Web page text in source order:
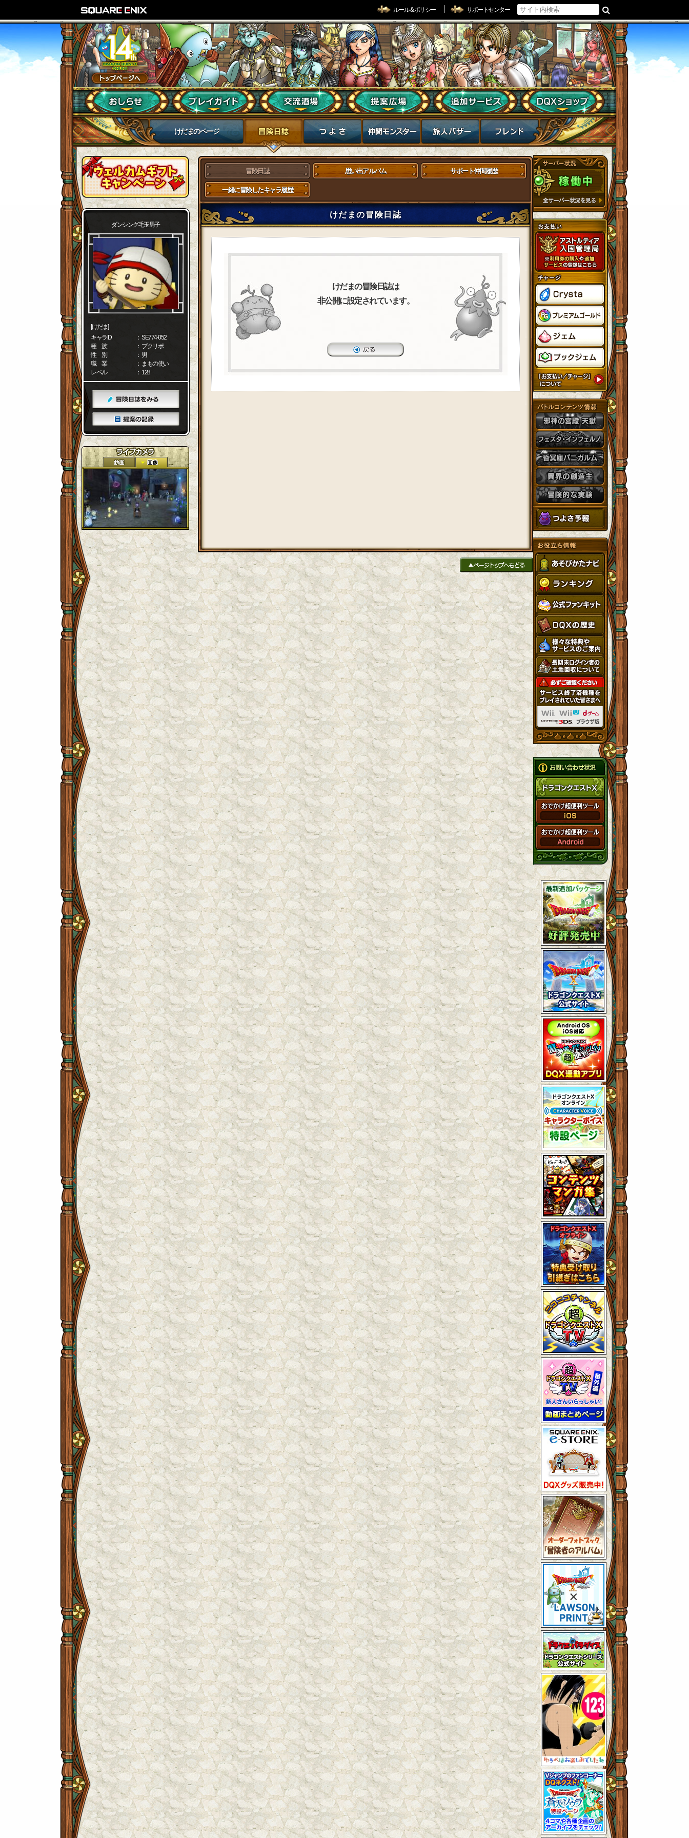
ルール & ポリシー サポートセンター
けだまのページ
ダンシング毛玉男子
[けだま]
キャラID
： SE774-052
種 族
： プクリポ
性 別
： 男
職 業
： まもの使い
レベル
： 128
冒険日誌 思い出アルバム サポート仲間履歴
一緒に冒険したキャラ履歴
けだまの冒険日誌
けだまの冒険日誌は
非公開に設定されています。